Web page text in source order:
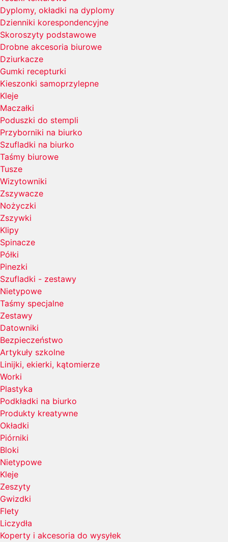
Dyplomy, okładki na dyplomy
Dzienniki korespondencyjne
Skoroszyty podstawowe
Drobne akcesoria biurowe
Dziurkacze
Gumki recepturki
Kieszonki samoprzylepne
Kleje
Maczałki
Poduszki do stempli
Przyborniki na biurko
Szufladki na biurko
Taśmy biurowe
Tusze
Wizytowniki
Zszywacze
Nożyczki
Zszywki
Klipy
Spinacze
Półki
Pinezki
Szufladki - zestawy
Nietypowe
Taśmy specjalne
Zestawy
Datowniki
Bezpieczeństwo
Artykuły szkolne
Linijki, ekierki, kątomierze
Worki
Plastyka
Podkładki na biurko
Produkty kreatywne
Okładki
Piórniki
Bloki
Nietypowe
Kleje
Zeszyty
Gwizdki
Flety
Liczydła
Koperty i akcesoria do wysyłek